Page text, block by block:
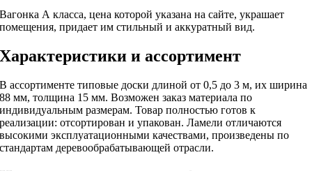
Вагонка А класса, цена которой указана на сайте, украшает
помещения, придает им стильный и аккуратный вид.
Характеристики и ассортимент
В ассортименте типовые доски длиной от 0,5 до 3 м, их ширина
88 мм, толщина 15 мм. Возможен заказ материала по
индивидуальным размерам. Товар полностью готов к
реализации: отсортирован и упакован. Ламели отличаются
высокими эксплуатационными качествами, произведены по
стандартам деревообрабатывающей отрасли.